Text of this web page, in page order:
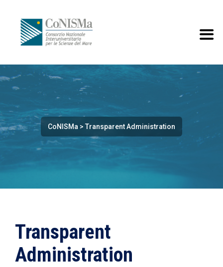
CoNISMa > Transparent Administration
Transparent
Administration